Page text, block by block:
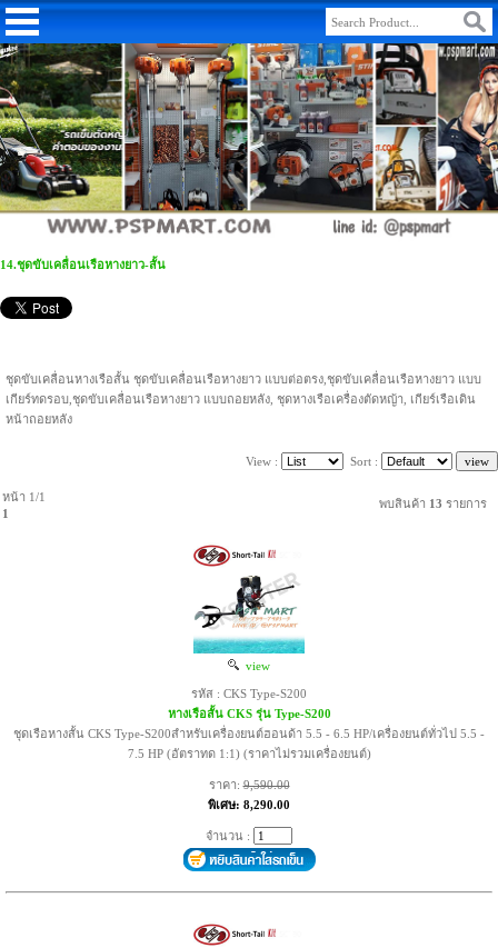
14.ชุดขับเคลื่อนเรือหางยาว-สั้น
ชุดขับเคลื่อนหางเรือสั้น ชุดขับเคลื่อนเรือหางยาว แบบต่อตรง,ชุดขับเคลื่อนเรือหางยาว แบบ
เกียร์ทดรอบ,ชุดขับเคลื่อนเรือหางยาว แบบถอยหลัง, ชุดหางเรือเครื่องตัดหญ้า, เกียร์เรือเดิน
หน้าถอยหลัง
View : Sort :
หน้า 1/1
1
พบสินค้า 13 รายการ
view
รหัส : CKS Type-S200
หางเรือสั้น CKS รุ่น Type-S200
ชุดเรือหางสั้น CKS Type-S200สำหรับเครื่องยนต์ฮอนด้า 5.5 - 6.5 HP/เครื่องยนต์ทั่วไป 5.5 -
7.5 HP (อัตราทด 1:1) (ราคาไม่รวมเครื่องยนต์)
ราคา:9,590.00
พิเศษ: 8,290.00
จำนวน :